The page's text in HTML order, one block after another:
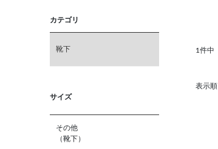
カテゴリ
靴下
サイズ
その他
（靴下）
1件中
表示順